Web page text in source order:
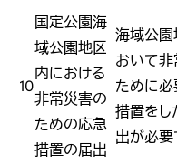
10
国定公園海
域公園地区
内における
非常災害の
ための応急
措置の届出
海域公園
おいて
ために
措置をし
出が必要